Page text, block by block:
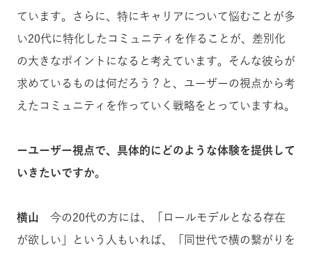
ています。さらに、特にキャリアについて悩むことが多
い20代に特化したコミュニティを作ることが、差別化
の大きなポイントになると考えています。そんな彼らが
求めているものは何だろう？と、ユーザーの視点から考
えたコミュニティを作っていく戦略をとっていますね。
ーユーザー視点で、具体的にどのような体験を提供して
いきたいですか。
横山 今の20代の方には、「ロールモデルとなる存在
が欲しい」という人もいれば、「同世代で横の繋がりを